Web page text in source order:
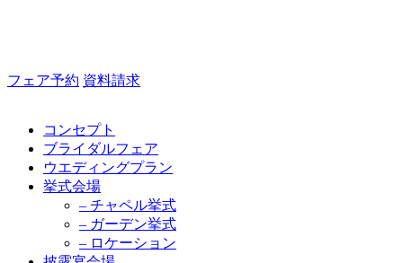
フェア予約 資料請求
コンセプト
ブライダルフェア
ウエディングプラン
挙式会場
– チャペル挙式
– ガーデン挙式
– ロケーション